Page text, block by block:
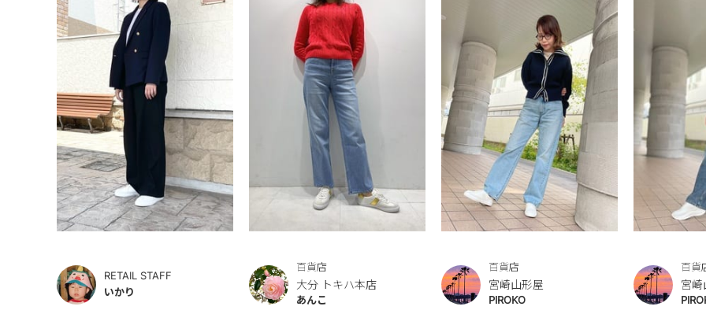
RETAIL STAFF
いかり
百貨店
大分 トキハ本店
あんこ
百貨店
宮崎山形屋
PIROKO
百貨
宮崎